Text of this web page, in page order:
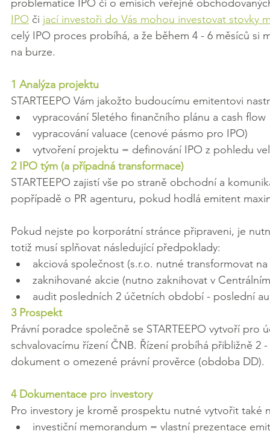
problematice IPO či o emisích veřejně
IPO či jací investoři do Vás mohou investovat stovky
celý IPO proces probíhá, a že během 4 - 6 měsíců
na burze.
1 Analýza projektu
STARTEEPO Vám jakožto budoucímu emitentovi
vypracování 5letého finančního plánu a cash flow
vypracování valuace (cenové pásmo pro IPO)
vytvoření projektu = definování IPO z pohledu
2 IPO tým (a případná transformace)
STARTEEPO zajistí vše po straně obchodní a
popřípadě o PR agenturu, pokud hodlá emitent
Pokud nejste po korporátní stránce připraveni, je
totiž musí splňovat následující předpoklady:
akciová společnost (s.r.o. nutné transformovat na
zaknihované akcie (nutno zaknihovat v
audit posledních 2 účetních období - poslední
3 Prospekt
Právní poradce společně se STARTEEPO vytvoří
schvalovacímu řízení ČNB. Řízení probíhá přibližně
dokument o omezené právní prověrce (obdoba DD).
4 Dokumentace pro investory
Pro investory je kromě prospektu nutné vytvořit také
investiční memorandum = vlastní prezentace